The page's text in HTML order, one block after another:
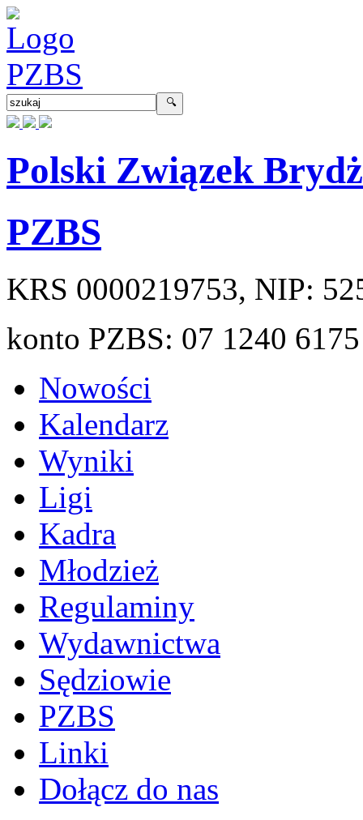
Polski Związek
PZBS
KRS 0000219753, NIP:
konto PZBS: 07 1240
Nowości
Kalendarz
Wyniki
Ligi
Kadra
Młodzież
Regulaminy
Wydawnictwa
Sędziowie
PZBS
Linki
Dołącz do nas